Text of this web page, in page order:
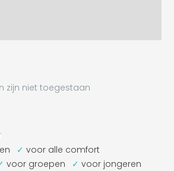
zijn niet toegestaan
voor alle comfort
voor groepen
voor jongeren